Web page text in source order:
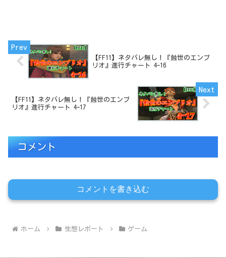
【FF11】ネタバレ無し！『蝕世のエンブ
リオ』進行チャート 4ｰ16
【FF11】ネタバレ無し！『蝕世のエンブ
リオ』進行チャート 4ｰ17
コメント
コメントを書き込む
ホーム 生態レポート ゲーム